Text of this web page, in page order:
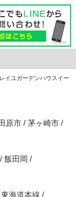
イユガーデンハウスイー
原市 / 茅ヶ崎市 /
/ 飯田岡 /
東海道本線 /